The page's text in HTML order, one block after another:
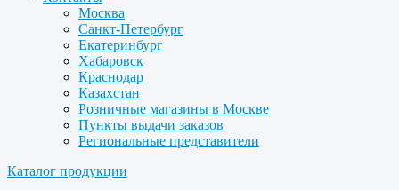
Москва
Санкт-Петербург
Екатеринбург
Хабаровск
Краснодар
Казахстан
Розничные магазины в Москве
Пункты выдачи заказов
Региональные представители
Каталог продукции